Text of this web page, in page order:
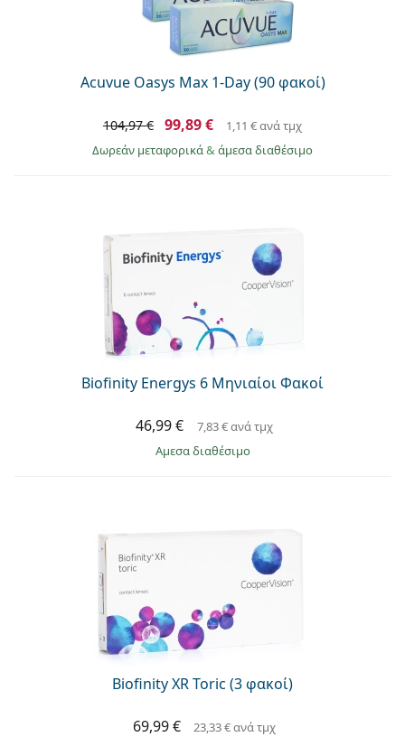
Acuvue Oasys Max 1-Day (90 φακοί)
104,97 € 99,89 € 1,11 €ανά τμχ
Δωρεάν μεταφορικά & άμεσα διαθέσιμο
Biofinity Energys 6 Μηνιαίοι Φακοί
46,99 € 7,83 €ανά τμχ
άμεσα διαθέσιμο
Biofinity XR Toric (3 φακοί)
69,99 € 23,33 €ανά τμχ